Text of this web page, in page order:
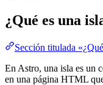
¿Qué es una
Sección titulada
En Astro, una isla es un
en una página HTML